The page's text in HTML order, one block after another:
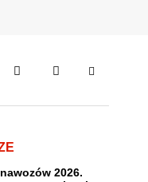
2026.